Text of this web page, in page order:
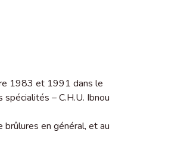
1983 et 1991 dans le
spécialités – C.H.U. Ibnou
brûlures en général, et au